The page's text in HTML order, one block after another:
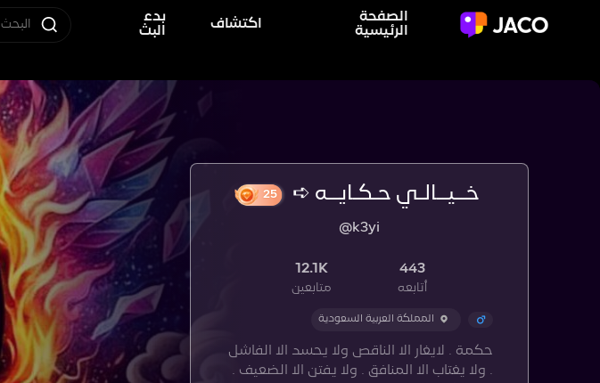
الصفحة
الرئيسية
اكتشاف
بدء
البث
خــيــالـي حـكـايــه ➪
@k3yi
443
أتابعه
12.1K
متابعين
المملكة العربية السعودية
حكمة . لايغار الا الناقص ولا يحسد الا الفاشل
. ولا يغتاب الا المنافق . ولا يفتن الا الضعيف .